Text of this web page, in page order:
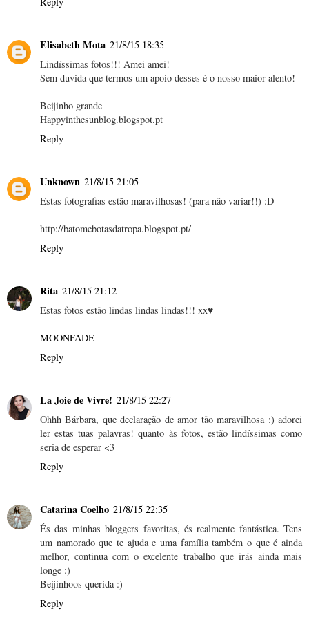
Elisabeth Mota 21/8/15 18:35
Lindíssimas fotos!!! Amei amei!
Sem duvida que termos um apoio desses é o nosso maior alento!
Beijinho grande
Happyinthesunblog.blogspot.pt
Reply
Unknown 21/8/15 21:05
Estas fotografias estão maravilhosas! (para não variar!!) :D
http://batomebotasdatropa.blogspot.pt/
Reply
Rita 21/8/15 21:12
Estas fotos estão lindas lindas lindas!!! xx♥
MOONFADE
Reply
La Joie de Vivre! 21/8/15 22:27
Ohhh Bárbara, que declaração de amor tão maravilhosa :) adorei
ler estas tuas palavras! quanto às fotos, estão lindíssimas como
seria de esperar <3
Reply
Catarina Coelho 21/8/15 22:35
És das minhas bloggers favoritas, és realmente fantástica. Tens
um namorado que te ajuda e uma família também o que é ainda
melhor, continua com o excelente trabalho que irás ainda mais
longe :)
Beijinhoos querida :)
Reply